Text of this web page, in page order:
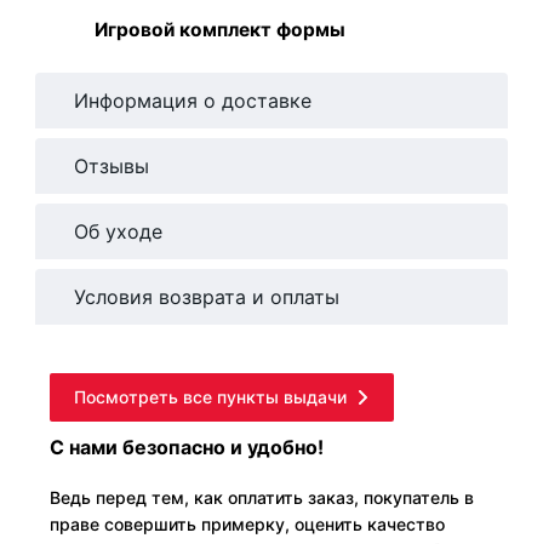
Игровой комплект формы
Информация о доставке
Отзывы
Об уходе
Условия возврата и оплаты
Посмотреть все пункты выдачи
С нами безопасно и удобно!
Ведь перед тем, как оплатить заказ, покупатель в
праве совершить примерку, оценить качество